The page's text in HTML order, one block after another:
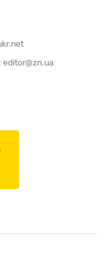
editor@zn.ua